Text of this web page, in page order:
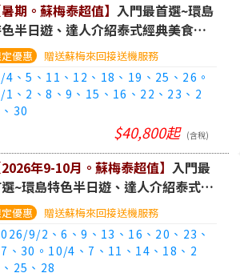
暑期。蘇梅泰超值】入門最首選~環島
半日遊、達人介紹泰式經典美食、
超值精品酒店五日遊(華航/長榮+曼
空、行李可直掛)
4、5、11、12、18、19、25、26。
1、2、8、9、15、16、22、23、2
30
贈送蘇梅來回接送機服務
$40,800起 (含稅)
2026年9-10月。蘇梅泰超值】入門最
~環島特色半日遊、達人介紹泰式經
食、入住超值精品酒店五日遊
+曼谷航空、行李可直掛)
9/2、6、9、13、16、20、23、
、30。10/4、7、11、14、18、2
25、28
贈送蘇梅來回接送機服務